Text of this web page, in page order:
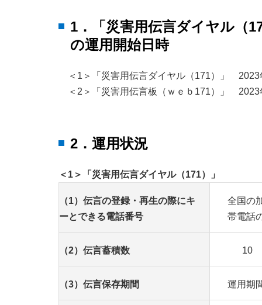
1．「災害用伝言ダイヤル（
の運用開始日時
＜1＞「災害用伝言ダイヤル（171）」
＜2＞「災害用伝言板（ｗｅｂ171）」
2．運用状況
＜1＞「災害用伝言ダイヤル（171）」
（1）伝言の登録・再生の際にキ
ーとできる電話番号
全国の
帯電話
（2）伝言蓄積数 10
（3）伝言保存期間 運用期